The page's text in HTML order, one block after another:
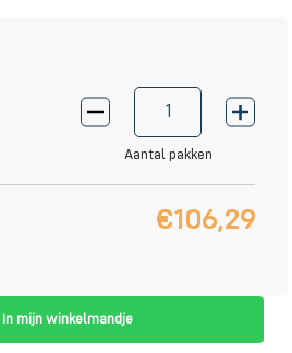
Aantal pakken
€106,29
In mijn winkelmandje